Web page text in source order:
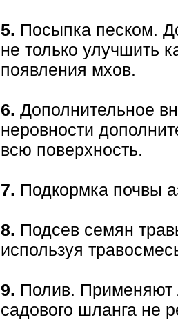
5. Посыпка песком.
не только улучшить
появления мхов.
6. Дополнительное
неровности
всю поверхность.
7. Подкормка почвы
8. Подсев семян
используя
9. Полив. Применяют
садового шланга не